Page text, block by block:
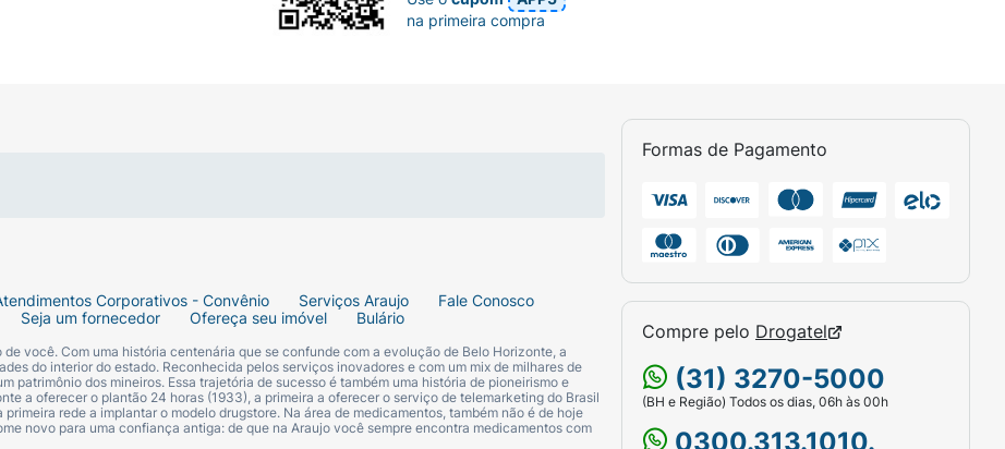
Corporativos - Convênio Serviços Araujo
Fale Conosco
Seja um fornecedor Ofereça seu imóvel Bulário
você. Com uma história centenária que se confunde com a evolução de Belo Horizonte, a
do interior do estado. Reconhecida pelos serviços inovadores e com um mix de milhares de
patrimônio dos mineiros. Essa trajetória de sucesso é também uma história de pioneirismo e
a oferecer o plantão 24 horas (1933), a primeira a oferecer o serviço de telemarketing do Brasil
rede a implantar o modelo drugstore. Na área de medicamentos, também não é de hoje
novo para uma confiança antiga: de que na Araujo você sempre encontra medicamentos com
Formas de Pagamento
Compre pelo Drogatel
(31) 3270-5000
(BH e Região) Todos os dias, 06h às 00h
0300.313.1010.
na primeira compra